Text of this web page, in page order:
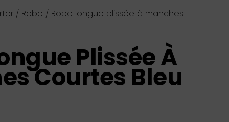
/ Robe / Robe longue plissée à manches
Plissée À
Courtes Bleu